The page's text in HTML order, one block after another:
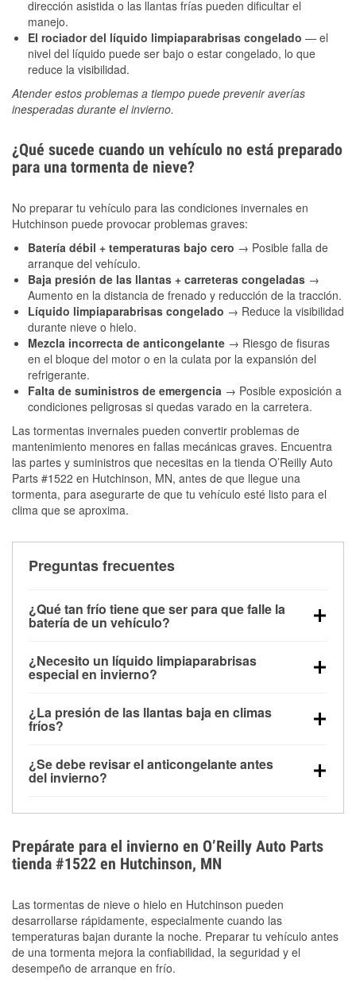
dirección asistida o las llantas frías pueden dificultar el
manejo.
El rociador del líquido limpiaparabrisas congelado — el
nivel del líquido puede ser bajo o estar congelado, lo que
reduce la visibilidad.
Atender estos problemas a tiempo puede prevenir averías
inesperadas durante el invierno.
¿Qué sucede cuando un vehículo no está preparado
para una tormenta de nieve?
No preparar tu vehículo para las condiciones invernales en
Hutchinson puede provocar problemas graves:
Batería débil + temperaturas bajo cero → Posible falla de
arranque del vehículo.
Baja presión de las llantas + carreteras congeladas →
Aumento en la distancia de frenado y reducción de la tracción.
Líquido limpiaparabrisas congelado → Reduce la visibilidad
durante nieve o hielo.
Mezcla incorrecta de anticongelante → Riesgo de fisuras
en el bloque del motor o en la culata por la expansión del
refrigerante.
Falta de suministros de emergencia → Posible exposición a
condiciones peligrosas si quedas varado en la carretera.
Las tormentas invernales pueden convertir problemas de
mantenimiento menores en fallas mecánicas graves. Encuentra
las partes y suministros que necesitas en la tienda O’Reilly Auto
Parts #1522 en Hutchinson, MN, antes de que llegue una
tormenta, para asegurarte de que tu vehículo esté listo para el
clima que se aproxima.
Preguntas frecuentes
¿Qué tan frío tiene que ser para que falle la
batería de un vehículo?
debajo de los 32 °F y puede perder hasta la mitad de
su potencia de arranque cerca de los 0 °F, lo que
arranque.
¿Necesito un líquido limpiaparabrisas
especial en invierno?
la congelación y ayuda a disolver la sal y la nieve
derretida en la carretera para mejorar la visibilidad.
¿La presión de las llantas baja en climas
fríos?
alrededor de 1 PSI por cada 10 °F que baja la
temperatura. Puedes obtener más información sobre
¿Se debe revisar el anticongelante antes
del invierno?
el sobrecalentamiento en condiciones de frío
extremo. Aprende cómo comprobar la protección
anticongelante en nuestra sección How-To.
Prepárate para el invierno en O’Reilly Auto Parts
tienda #1522 en Hutchinson, MN
Las tormentas de nieve o hielo en Hutchinson pueden
desarrollarse rápidamente, especialmente cuando las
temperaturas bajan durante la noche. Preparar tu vehículo antes
de una tormenta mejora la confiabilidad, la seguridad y el
desempeño de arranque en frío.